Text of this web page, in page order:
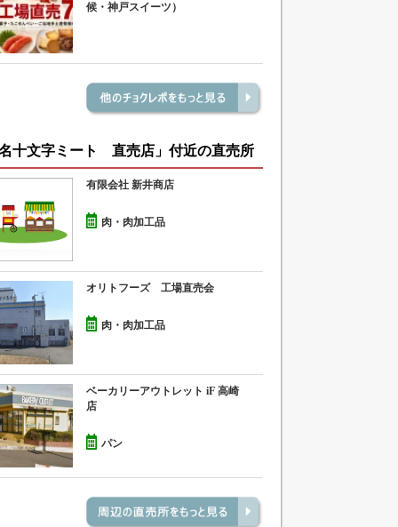
候・神戸スイーツ）
十文字ミート 直売店」付近の直売所
有限会社 新井商店
肉・肉加工品
オリトフーズ 工場直売会
肉・肉加工品
ベーカリーアウトレット iF 高崎
店
パン